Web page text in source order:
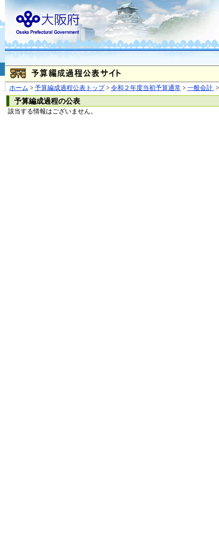
ホーム > 予算編成過程公表トップ> 令和２年度当初予算通常 > 一般会計 >
予算編成過程の公表
該当する情報はございません。
お問合せ
大阪府
（法人番号 4000020270008）
本庁 〒540-8570
大阪市
〒559-8555